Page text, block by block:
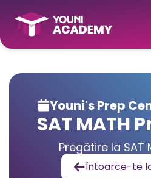
Youni's Prep
SAT MATH
Pregătire la
Întoarce-te